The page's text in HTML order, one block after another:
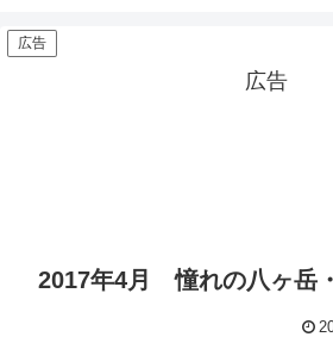
広告
広告
2017年4月 憧れの八ヶ岳